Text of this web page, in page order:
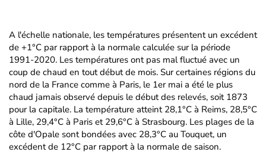
A l'échelle nationale, les températures présentent un excédent
de +1°C par rapport à la normale calculée sur la période
1991-2020. Les températures ont pas mal fluctué avec un
coup de chaud en tout début de mois. Sur certaines régions du
nord de la France comme à Paris, le 1er mai a été le plus
chaud jamais observé depuis le début des relevés, soit 1873
pour la capitale. La température atteint 28,1°C à Reims, 28,5°C
à Lille, 29,4°C à Paris et 29,6°C à Strasbourg. Les plages de la
côte d'Opale sont bondées avec 28,3°C au Touquet, un
excédent de 12°C par rapport à la normale de saison.